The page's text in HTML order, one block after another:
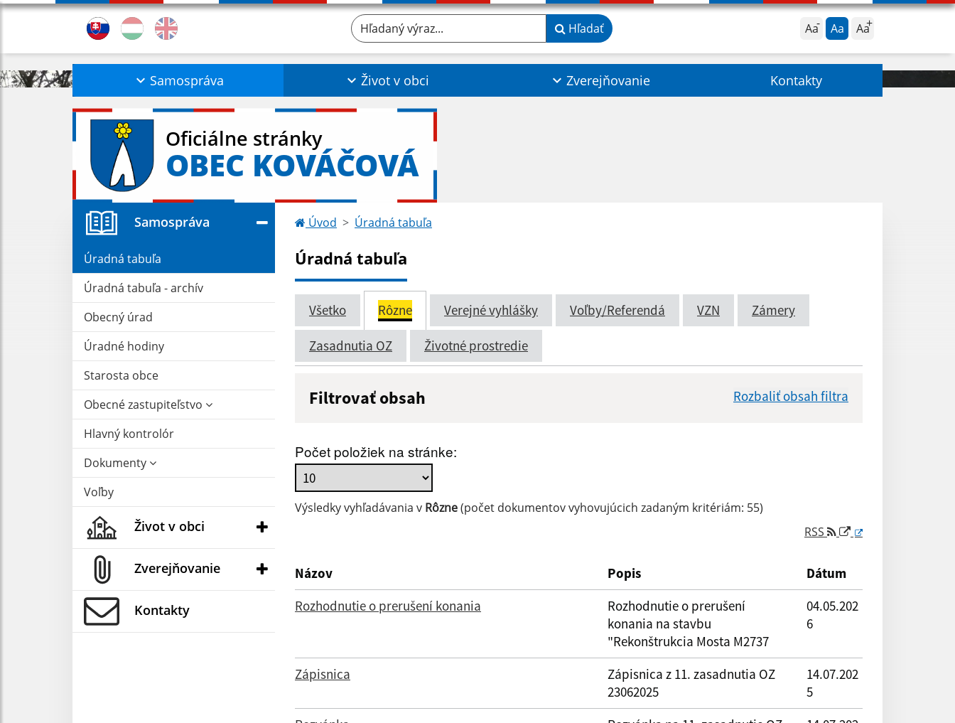
Aa Aa Aa
Hľadaný výraz... Hľadať
Samospráva Život v obci Zverejňovanie Kontakty
Oficiálne stránky
OBEC KOVÁČOVÁ
Samospráva
Úradná tabuľa
Úradná tabuľa - archív
Obecný úrad
Úradné hodiny
Starosta obce
Obecné zastupiteľstvo
Hlavný kontrolór
Dokumenty
Voľby
Život v obci
Zverejňovanie
Kontakty
Úvod Úradná tabuľa
Úradná tabuľa
Všetko Rôzne Verejné vyhlášky Voľby/Referendá VZN Zámery
Zasadnutia OZ Životné prostredie
Filtrovať obsah Rozbaliť obsah filtra
Dátum zverejnenia do:
Počet položiek na stránke:
Výsledky vyhľadávania v Rôzne(počet dokumentov vyhovujúcich zadaným kritériám: 55)
RSS
Názov Popis
Dátum
Rozhodnutie o prerušení konania
Rozhodnutie o prerušení
konania na stavbu
"Rekonštrukcia Mosta M2737
04.05.202
6
Zápisnica
Zápisnica z 11. zasadnutia OZ
23062025
14.07.202
5